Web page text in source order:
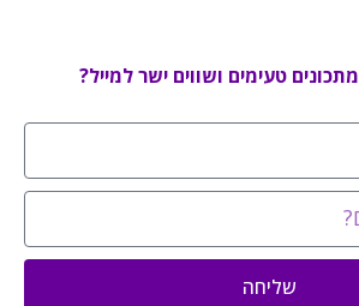
טעימים ושווים ישר למייל?
שליחה